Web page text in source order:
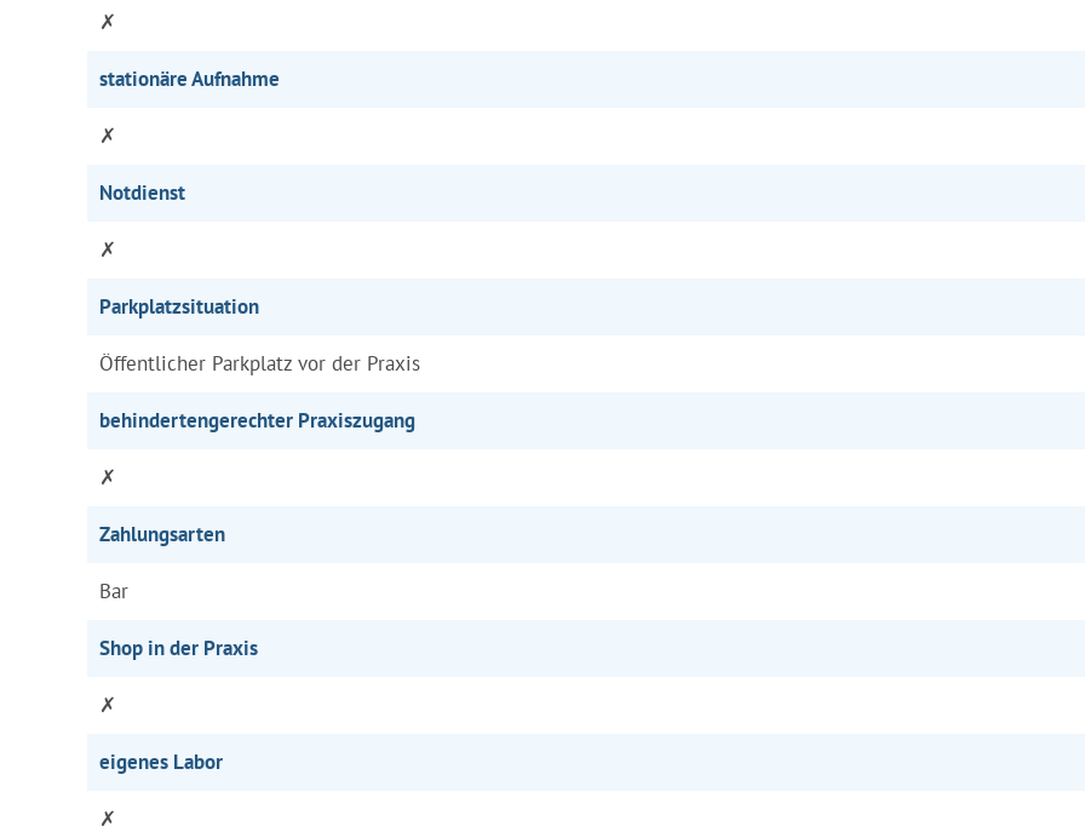
✗
stationäre Aufnahme
✗
Notdienst
✗
Parkplatzsituation
Öffentlicher Parkplatz vor der Praxis
behindertengerechter Praxiszugang
✗
Zahlungsarten
Bar
Shop in der Praxis
✗
eigenes Labor
✗